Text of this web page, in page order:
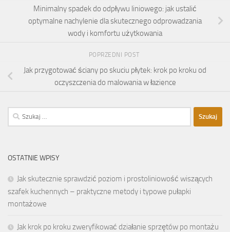
Minimalny spadek do odpływu liniowego: jak ustalić
optymalne nachylenie dla skutecznego odprowadzania
wody i komfortu użytkowania
POPRZEDNI POST
Jak przygotować ściany po skuciu płytek: krok po kroku od
oczyszczenia do malowania w łazience
Szukaj:
OSTATNIE WPISY
Jak skutecznie sprawdzić poziom i prostoliniowość wiszących
szafek kuchennych – praktyczne metody i typowe pułapki
montażowe
Jak krok po kroku zweryfikować działanie sprzętów po montażu